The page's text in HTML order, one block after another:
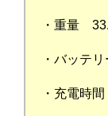
・重量
・バッテ
・充電時